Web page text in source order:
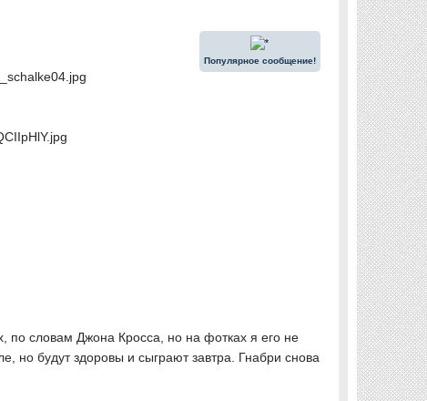
Популярное сообщение!
по словам Джона Кросса, но на фотках я его не
но будут здоровы и сыграют завтра. Гнабри снова